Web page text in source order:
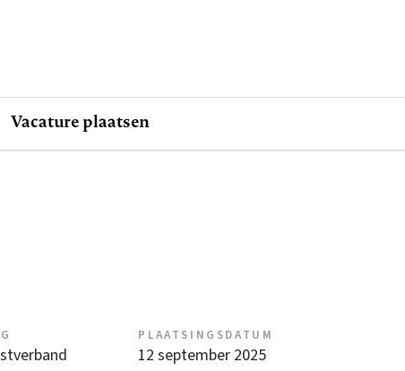
Vacature plaatsen
PLAATSINGSDATUM
12 september 2025